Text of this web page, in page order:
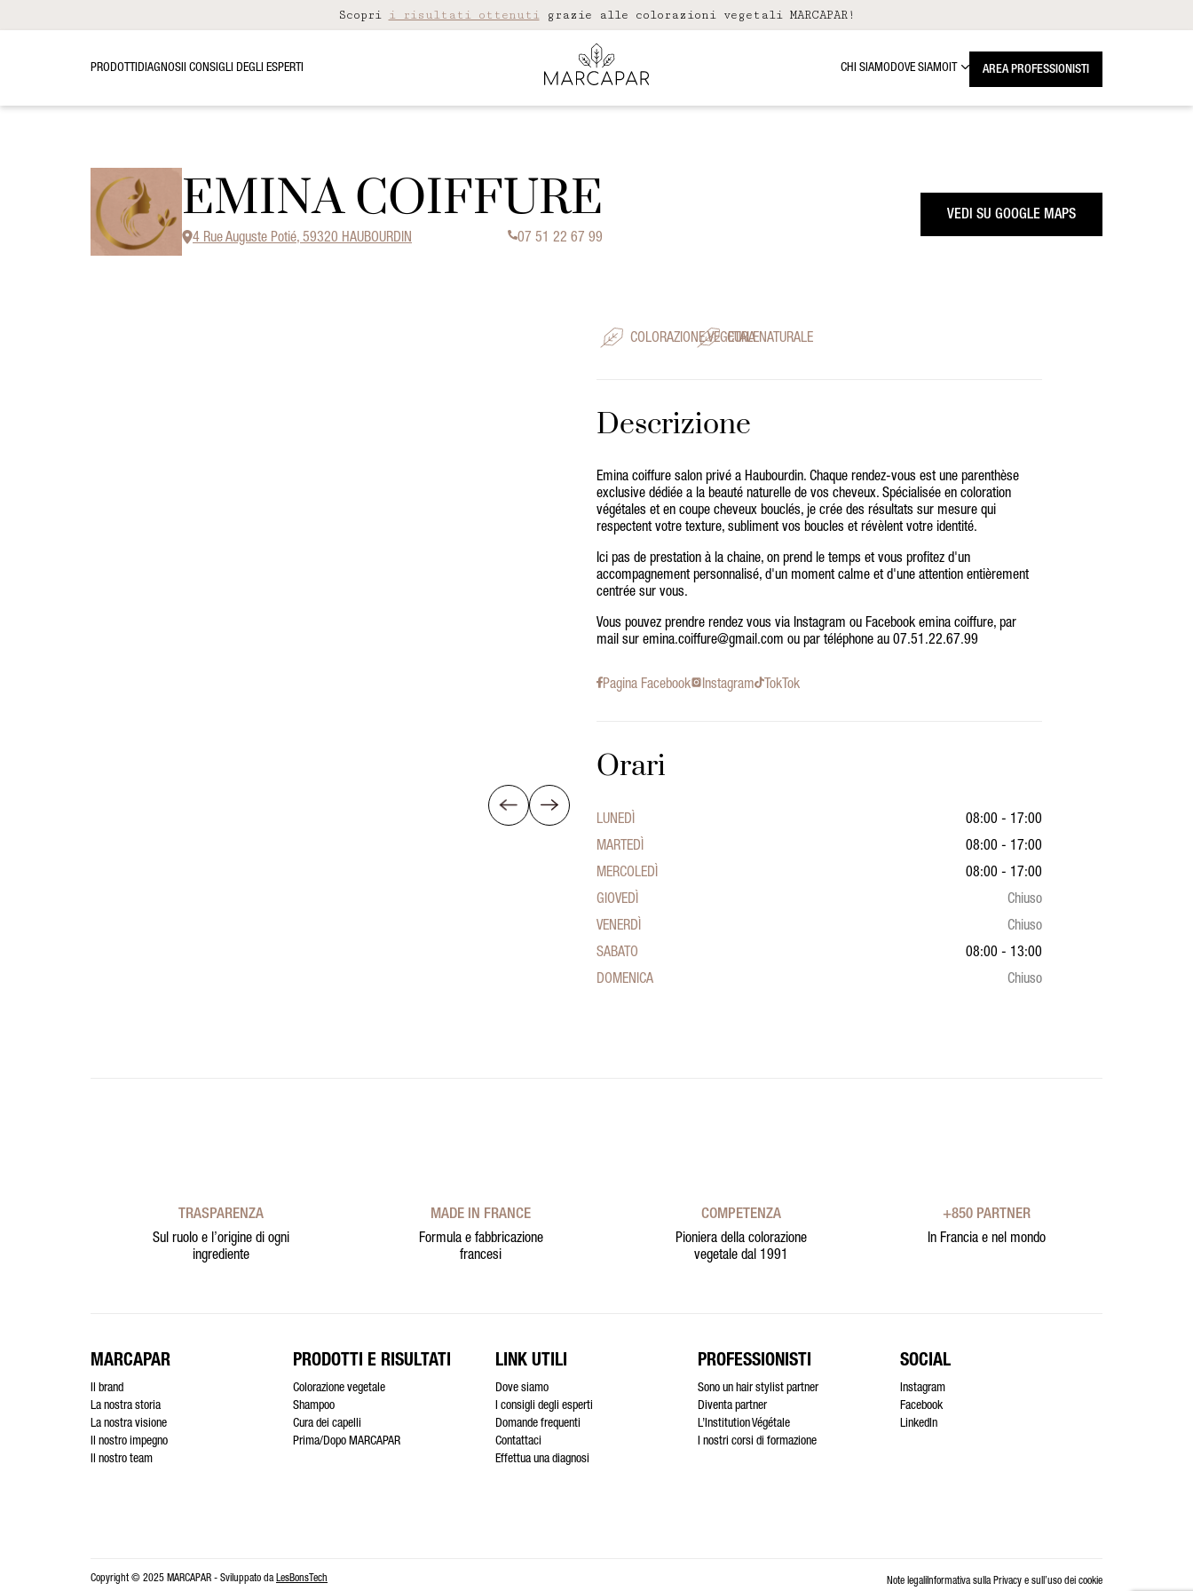
Scopri i risultati ottenutigrazie alle colorazioni vegetali MARCAPAR!
PRODOTTIDIAGNOSII CONSIGLI DEGLI ESPERTI CHI SIAMODOVE SIAMOIT AREA PROFESSIONISTI
EMINA COIFFURE
4 Rue Auguste Potié, 59320 HAUBOURDIN 07 51 22 67 99
VEDI SU GOOGLE MAPS
COLORAZIONE VEGETALECURA NATURALE
Descrizione
Emina coiffure salon privé a Haubourdin. Chaque rendez-vous est une parenthèse
exclusive dédiée a la beauté naturelle de vos cheveux. Spécialisée en coloration
végétales et en coupe cheveux bouclés, je crée des résultats sur mesure qui
respectent votre texture, subliment vos boucles et révèlent votre identité.
Ici pas de prestation à la chaine, on prend le temps et vous profitez d'un
accompagnement personnalisé, d'un moment calme et d'une attention entièrement
centrée sur vous.
Vous pouvez prendre rendez vous via Instagram ou Facebook emina coiffure, par
mail sur emina.coiffure@gmail.com ou par téléphone au 07.51.22.67.99
Pagina Facebook Instagram TokTok
Orari
LUNEDÌ
08:00 - 17:00
MARTEDÌ
08:00 - 17:00
MERCOLEDÌ
08:00 - 17:00
GIOVEDÌ
Chiuso
VENERDÌ
Chiuso
SABATO
08:00 - 13:00
DOMENICA
Chiuso
TRASPARENZA
Sul ruolo e l’origine di ogni
ingrediente
MADE IN FRANCE
Formula e fabbricazione
francesi
COMPETENZA
Pioniera della colorazione
vegetale dal 1991
+850 PARTNER
In Francia e nel mondo
MARCAPAR
Il brand
La nostra storia
La nostra visione
Il nostro impegno
Il nostro team
PRODOTTI E RISULTATI
Colorazione vegetale
Shampoo
Cura dei capelli
Prima/Dopo MARCAPAR
LINK UTILI
Dove siamo
I consigli degli esperti
Domande frequenti
Contattaci
Effettua una diagnosi
PROFESSIONISTI
Sono un hair stylist partner
Diventa partner
L’Institution Végétale
I nostri corsi di formazione
SOCIAL
Instagram
Facebook
LinkedIn
Copyright © 2025 MARCAPAR - Sviluppato da LesBonsTech Note legaliInformativa sulla Privacy e sull’uso dei cookie